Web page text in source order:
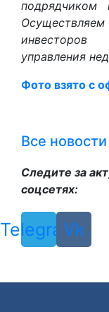
подрядчиком
управления
Фото взято с
Все новости
Следите за
соцсетях:
Telegram
Vk